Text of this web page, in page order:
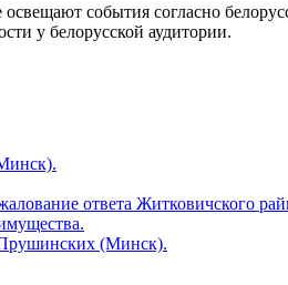
события согласно
у белорусской аудитории.
ответа Житковичского
(Минск).